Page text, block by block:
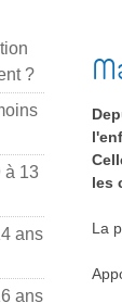
les
La
?
à 13
ans
ans